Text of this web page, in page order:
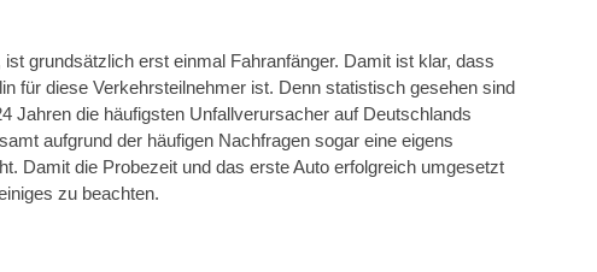
grundsätzlich erst einmal Fahranfänger. Damit ist klar, dass
für diese Verkehrsteilnehmer ist. Denn statistisch gesehen sind
Jahren die häufigsten Unfallverursacher auf Deutschlands
aufgrund der häufigen Nachfragen sogar eine eigens
Damit die Probezeit und das erste Auto erfolgreich umgesetzt
zu beachten.